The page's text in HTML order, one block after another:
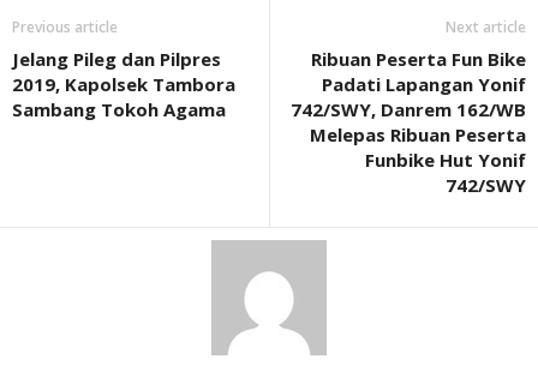
Previous article
Jelang Pileg dan Pilpres
2019, Kapolsek Tambora
Sambang Tokoh Agama
Next article
Ribuan Peserta Fun Bike
Padati Lapangan Yonif
742/SWY, Danrem 162/WB
Melepas Ribuan Peserta
Funbike Hut Yonif
742/SWY